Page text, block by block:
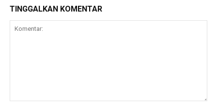
TINGGALKAN KOMENTAR